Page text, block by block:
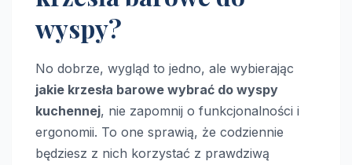
wyspy?
No dobrze, wygląd to jedno, ale wybierając
jakie krzesła barowe wybrać do wyspy
kuchennej, nie zapomnij o funkcjonalności i
ergonomii. To one sprawią, że codziennie
będziesz z nich korzystać z prawdziwą